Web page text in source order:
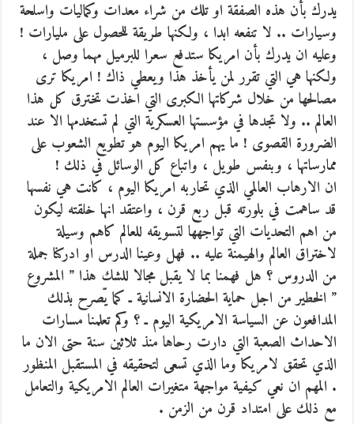
يدرك بأن هذه الصفقة او تلك من شراء معدات وكماليات واسلحة
وسيارات .. لا تنفعه ابدا ، ولكنها طريقة للحصول على مليارات !
وعليه ان يدرك بأن امريكا ستدفع سعرا للبرميل مهما وصل ،
ولكنها هي التي تقرر لمن يأخذ هذا ويعطي ذاك ! امريكا ترى
مصالحها من خلال شركاتها الكبرى التي اخذت تخترق كل هذا
العالم .. ولا تجدها في مؤسستها العسكرية التي لم تستخدمها الا عند
الضرورة القصوى ! ما يهم امريكا اليوم هو تطويع الشعوب على
ممارساتها ، وبنفس طويل ، واتباع كل الوسائل في ذلك !
ان الارهاب العالمي الذي تحاربه امريكا اليوم ، كانت هي نفسها
قد ساهمت في بلورته قبل ربع قرن ، واعتقد انها خلقته ليكون
من اهم التحديات التي تواجهها لتسويقه للعالم كاهم وسيلة
لاختراق العالم والهيمنة عليه .. فهل وعينا الدرس او ادركنا جملة
من الدروس ؟ هل فهمنا بما لا يقبل مجالا للشك هذا ” المشروع
” الخطير من اجل حماية الحضارة الانسانية ـ كما يّصرح بذلك
المدافعون عن السياسة الامريكية اليوم ـ ؟ وكم تعلمنا مسارات
الاحداث الصعبة التي دارت رحاها منذ ثلاثين سنة حتى الان ما
الذي تحقق لامريكا وما الذي تسعى لتحقيقه في المستقبل المنظور
. المهم ان نعي كيفية مواجهة متغيرات العالم الامريكية والتعامل
مع ذلك على امتداد قرن من الزمن .